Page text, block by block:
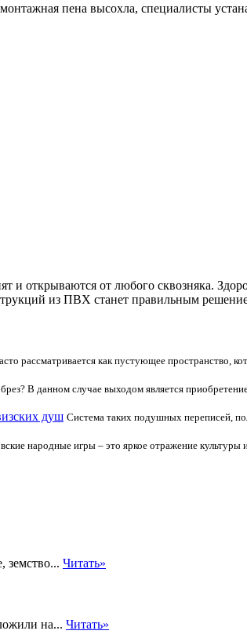
пена высохла, специалисты
открываются от любого сквозняка.
из ПВХ станет правильным
рассматривается как пустующее пространство,
В данном случае выходом является
душ Система таких подушных переписей,
народные игры – это яркое отражение культуры
земство... Читать»
на... Читать»